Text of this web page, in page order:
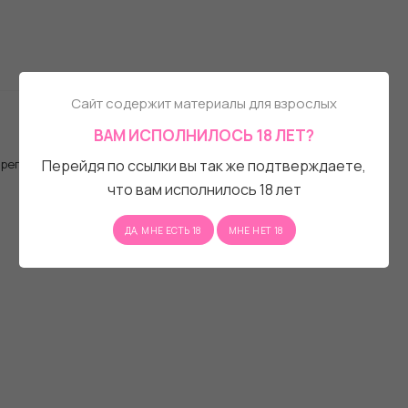
форму.
Сайт содержит материалы для взрослых
ВАМ ИСПОЛНИЛОСЬ 18 ЛЕТ?
Перейдя по ссылки вы так же подтверждаете,
что вам исполнилось 18 лет
ДА, МНЕ ЕСТЬ 18 МНЕ НЕТ 18